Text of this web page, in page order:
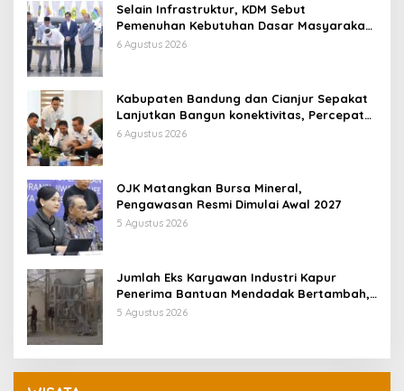
Selain Infrastruktur, KDM Sebut
Pemenuhan Kebutuhan Dasar Masyarakat
Jadi Fokus APBD Jabar 2027
6 Agustus 2026
Kabupaten Bandung dan Cianjur Sepakat
Lanjutkan Bangun konektivitas, Percepat
Pertumbuhan Ekonomi Daerah
6 Agustus 2026
OJK Matangkan Bursa Mineral,
Pengawasan Resmi Dimulai Awal 2027
5 Agustus 2026
Jumlah Eks Karyawan Industri Kapur
Penerima Bantuan Mendadak Bertambah,
KDM: Kita Identifikasi
5 Agustus 2026